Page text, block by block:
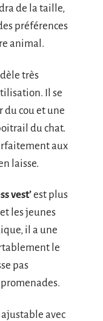
de la taille,
préférences
animal.
très
Il se
du cou et une
du chat.
aux
laisse.
vest’est plus
les jeunes
il a une
le
pas
avec